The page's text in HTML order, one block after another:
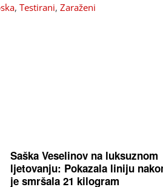
, Testirani, Zaraženi
Saška Veselinov na luksuznom
ljetovanju: Pokazala liniju
je smršala 21 kilogram